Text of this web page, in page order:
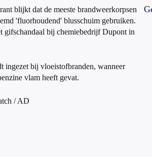
blijkt dat de meeste brandweerkorpsen
'fluorhoudend' blusschuim gebruiken.
gifschandaal bij chemiebedrijf Dupont in
ingezet bij vloeistofbranden, wanneer
vlam heeft gevat.
/ AD